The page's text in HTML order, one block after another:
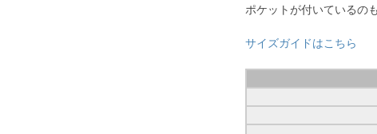
ポケットが付いているの
サイズガイドはこちら